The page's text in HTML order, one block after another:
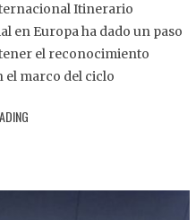
Itinerario
en Europa ha dado un paso
el reconocimiento
el marco del ciclo